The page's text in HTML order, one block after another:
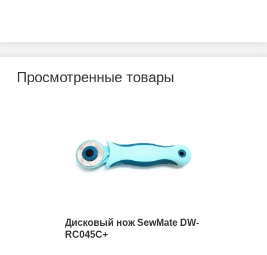
Просмотренные товары
Дисковый нож SewMate DW-
RC045C+